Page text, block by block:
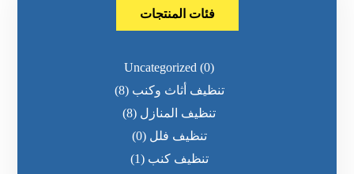
فئات المنتجات
Uncategorized (0)
تنظيف أثاث وكنب (8)
تنظيف المنازل (8)
تنظيف فلل (0)
تنظيف كنب (1)